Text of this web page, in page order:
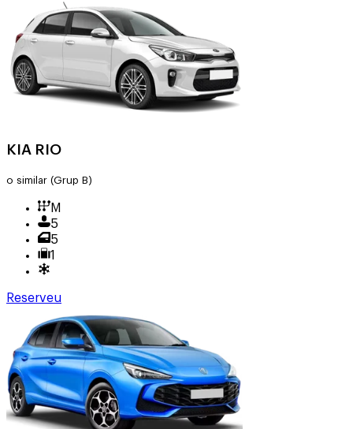
KIA RIO
o similar (Grup B)
M
5
5
1
Reserveu